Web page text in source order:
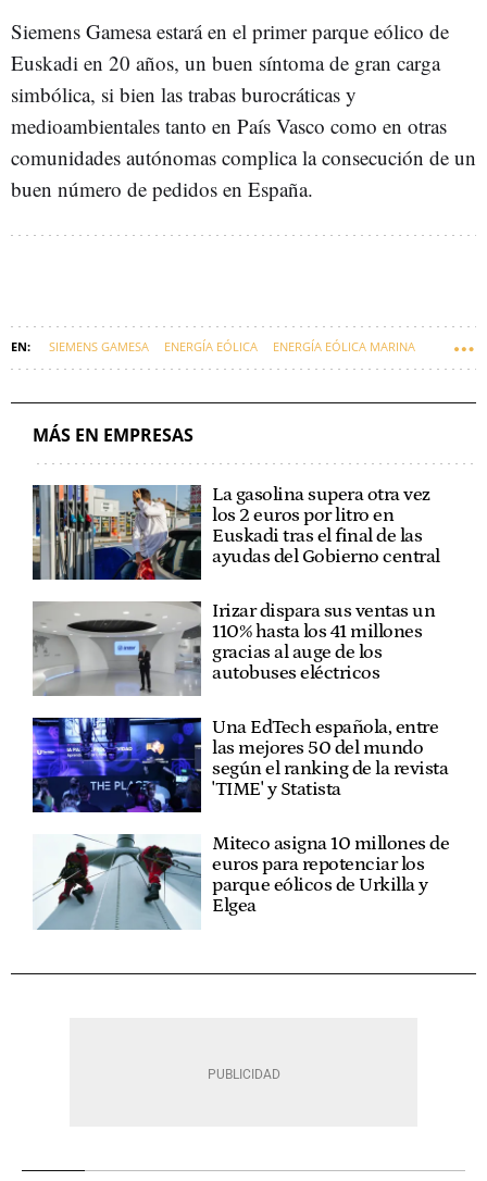
Siemens Gamesa estará en el primer parque eólico de
Euskadi en 20 años, un buen síntoma de gran carga
simbólica, si bien las trabas burocráticas y
medioambientales tanto en País Vasco como en otras
comunidades autónomas complica la consecución de un
buen número de pedidos en España.
SIEMENS GAMESA ENERGÍA EÓLICA ENERGÍA EÓLICA MARINA
MÁS EN EMPRESAS
La gasolina supera otra vez
los 2 euros por litro en
Euskadi tras el final de las
ayudas del Gobierno central
Irizar dispara sus ventas un
110% hasta los 41 millones
gracias al auge de los
autobuses eléctricos
Una EdTech española, entre
las mejores 50 del mundo
según el ranking de la revista
'TIME' y Statista
Miteco asigna 10 millones de
euros para repotenciar los
parque eólicos de Urkilla y
Elgea